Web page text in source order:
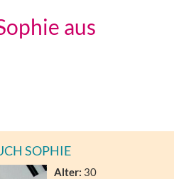
aus
SOPHIE
Alter: 30